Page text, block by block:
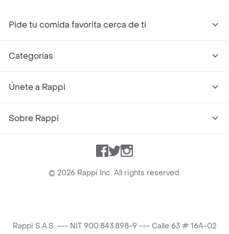
Pide tu comida favorita cerca de ti
Categorías
Únete a Rappi
Sobre Rappi
Facebook
TwitterInstagram
© 2026 Rappi Inc. All rights reserved.
Rappi S.A.S. --- NIT 900.843.898-9 --- Calle 63 # 16A-02